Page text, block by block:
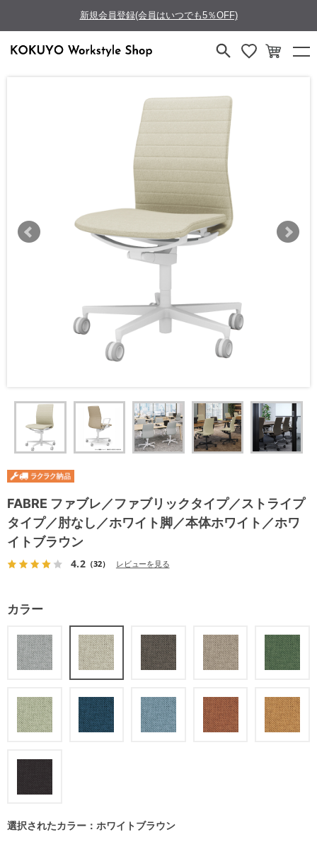
新規会員登録(会員はいつでも5％OFF)
FABRE ファブレ／ファブリックタイプ／ストライプ
タイプ／肘なし／ホワイト脚／本体ホワイト／ホワ
イトブラウン
4.2（32） レビューを見る
カラー
選択されたカラー：ホワイトブラウン